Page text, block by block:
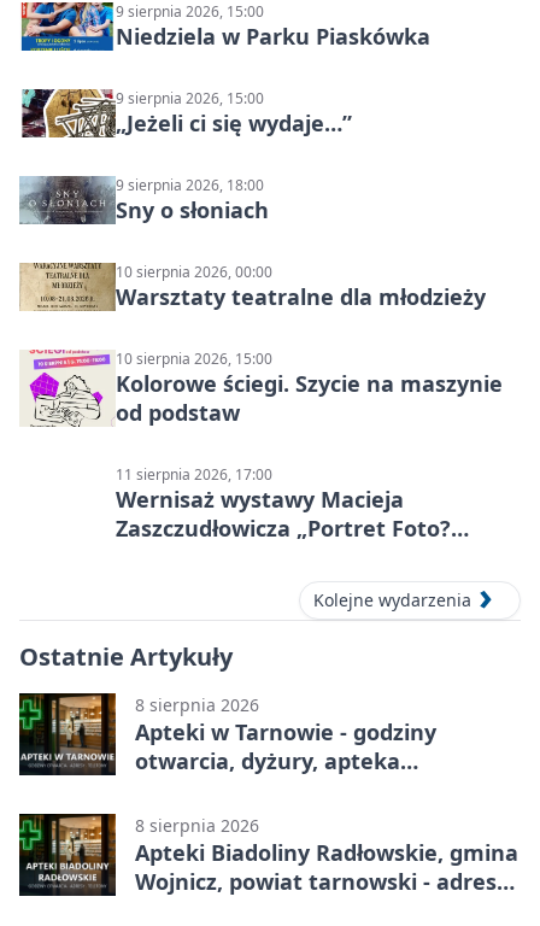
9 sierpnia 2026, 15:00
Niedziela w Parku Piaskówka
9 sierpnia 2026, 15:00
„Jeżeli ci się wydaje…”
9 sierpnia 2026, 18:00
Sny o słoniach
10 sierpnia 2026, 00:00
Warsztaty teatralne dla młodzieży
10 sierpnia 2026, 15:00
Kolorowe ściegi. Szycie na maszynie
od podstaw
11 sierpnia 2026, 17:00
Wernisaż wystawy Macieja
Zaszczudłowicza „Portret Foto?
Kolejne wydarzenia
Ostatnie Artykuły
8 sierpnia 2026
Apteki w Tarnowie - godziny
otwarcia, dyżury, apteka
8 sierpnia 2026
Apteki Biadoliny Radłowskie, gmina
Wojnicz, powiat tarnowski - adresy,